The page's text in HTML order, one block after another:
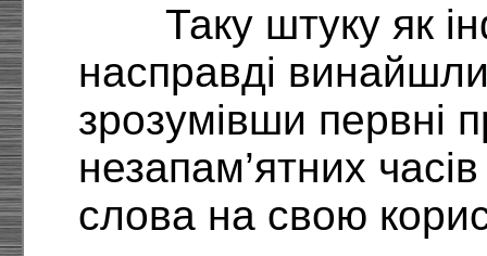
Таку штуку як
насправді
зрозумівши первні
незапам’ятних
слова на свою